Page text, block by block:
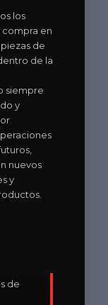
los
en
de
de la
siempre
y
nuevos
y
de